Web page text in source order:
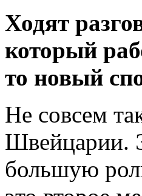
Ходят
который
то новый
Не совсем
Швейцарии.
большую